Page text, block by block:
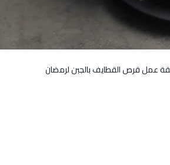
عمل قرص القطايف بالجبن لرمضان